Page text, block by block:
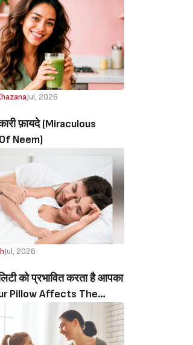
Jul, 2026
फ़ायदे (Miraculous
Neem)
Jul, 2026
को प्रभावित करता है आपका
Pillow Affects The